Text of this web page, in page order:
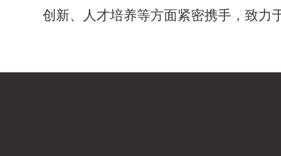
创新、人才培养等方面紧密携手，致力